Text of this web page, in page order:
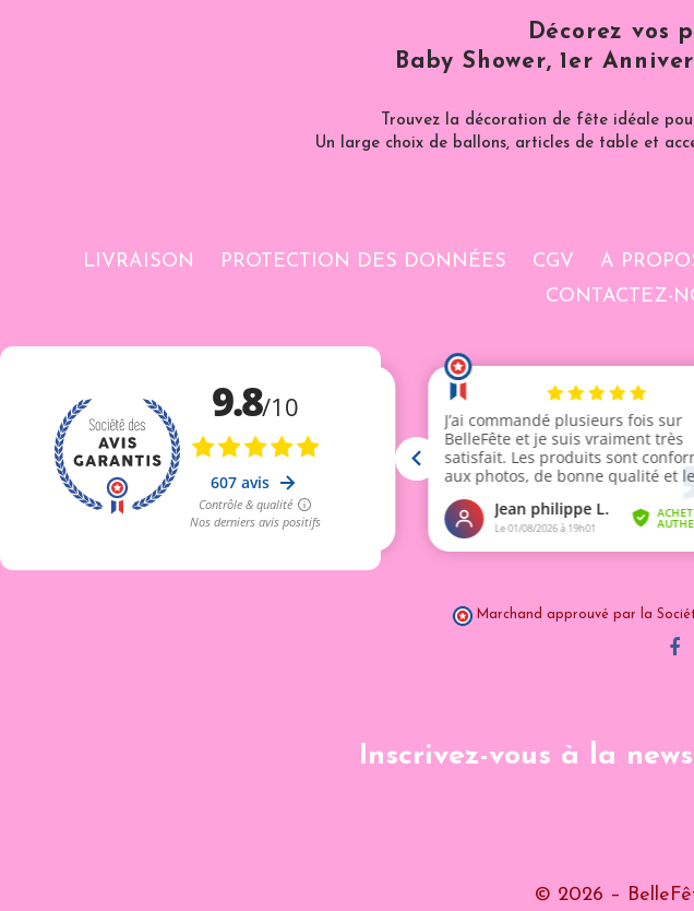
Décorez vos
Baby Shower, 1er
Trouvez la décoration de fête idéale
Un large choix de ballons, articles de table et
LIVRAISON PROTECTION DES DONNÉES CGV A
CONTACTEZ-
Marchand approuvé par la
Inscrivez-vous à la
© 2026 –